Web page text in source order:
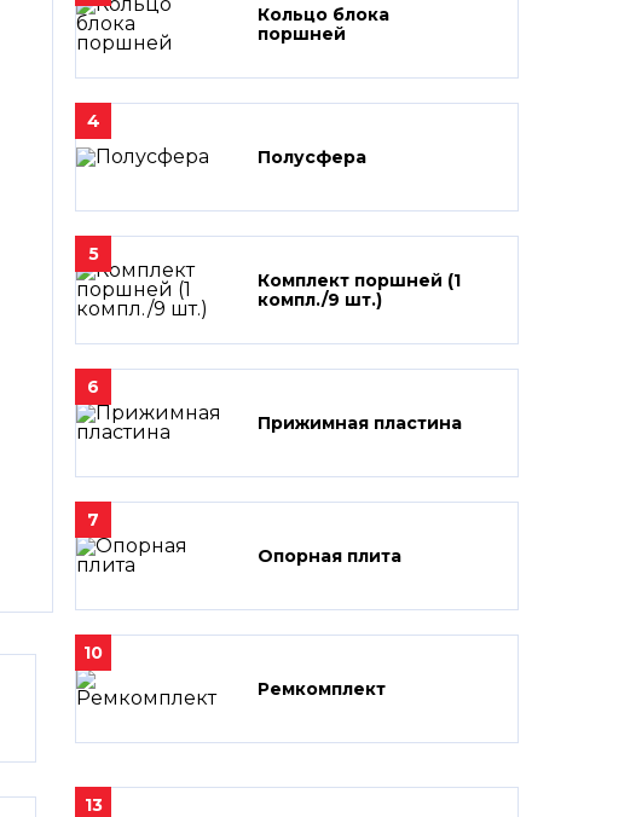
Кольцо блока
поршней
4
Полусфера
5
Комплект поршней (1
компл./9 шт.)
6
Прижимная пластина
7
Опорная плита
10
Ремкомплект
13